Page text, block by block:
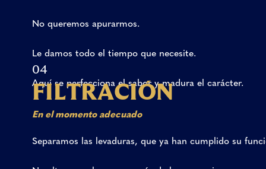
No queremos apurarmos.
Le damos todo el tiempo que necesite.
Aquí se perfecciona el sabor y madura el carácter.
04
FILTRACIÓN
En el momento adecuado
Separamos las levaduras, que ya han cumplido su